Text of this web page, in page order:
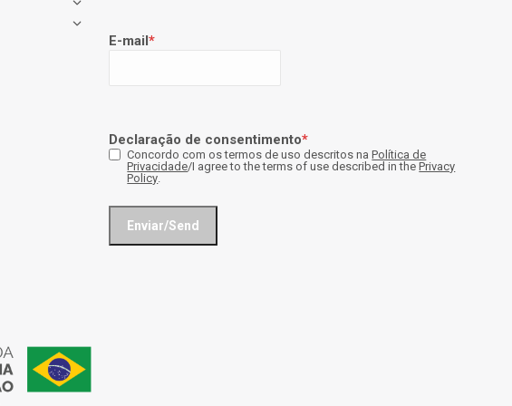
E-mail*
Declaração de consentimento*
Concordo com os termos de uso descritos naPolítica de
Privacidade/I agree to the terms of use described in thePrivacy
Policy.